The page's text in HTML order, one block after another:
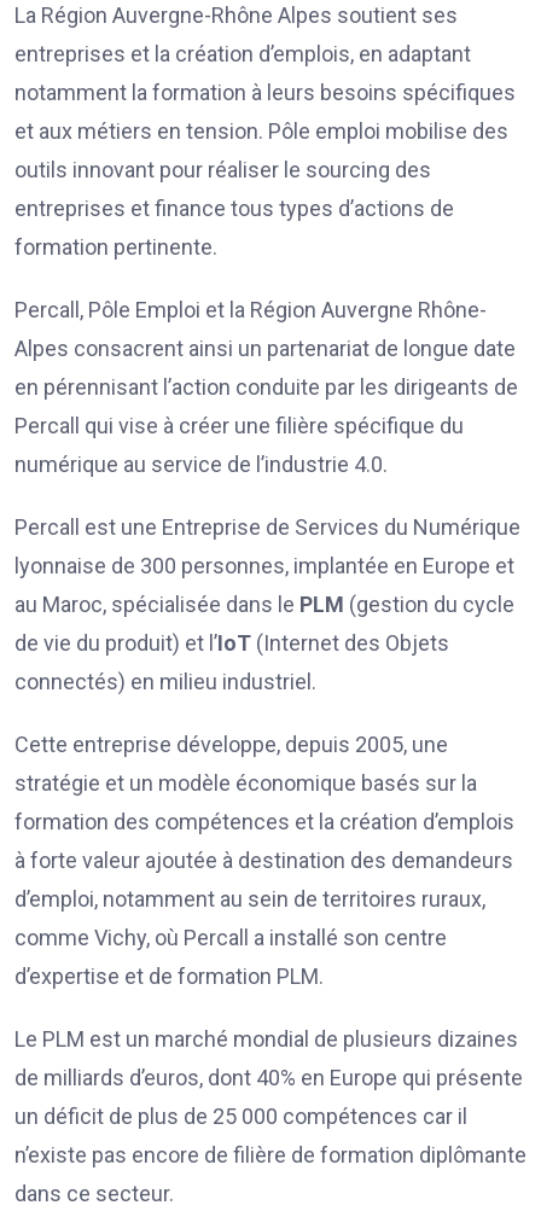
La Région Auvergne-Rhône Alpes soutient ses
entreprises et la création d’emplois, en adaptant
notamment la formation à leurs besoins spécifiques
et aux métiers en tension. Pôle emploi mobilise des
outils innovant pour réaliser le sourcing des
entreprises et finance tous types d’actions de
formation pertinente.
Percall, Pôle Emploi et la Région Auvergne Rhône-
Alpes consacrent ainsi un partenariat de longue date
en pérennisant l’action conduite par les dirigeants de
Percall qui vise à créer une filière spécifique du
numérique au service de l’industrie 4.0.
Percall est une Entreprise de Services du Numérique
lyonnaise de 300 personnes, implantée en Europe et
au Maroc, spécialisée dans le PLM (gestion du cycle
de vie du produit) et l’IoT (Internet des Objets
connectés) en milieu industriel.
Cette entreprise développe, depuis 2005, une
stratégie et un modèle économique basés sur la
formation des compétences et la création d’emplois
à forte valeur ajoutée à destination des demandeurs
d’emploi, notamment au sein de territoires ruraux,
comme Vichy, où Percall a installé son centre
d’expertise et de formation PLM.
Le PLM est un marché mondial de plusieurs dizaines
de milliards d’euros, dont 40% en Europe qui présente
un déficit de plus de 25 000 compétences car il
n’existe pas encore de filière de formation diplômante
dans ce secteur.